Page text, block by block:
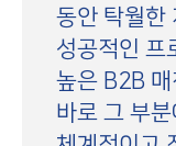
동안 탁월한
성공적인 프
높은 B2B
바로 그 부